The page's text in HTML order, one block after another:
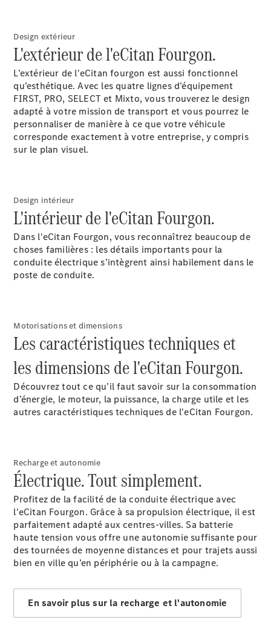
Marco Polo
Configurez
votre
véhicule
Trouvez un
eSprinter
Fourgon
Électrique
eSprinter
Cabine
simple
Électrique
eSprinter
Plateau
Électrique
véhicule
Trouvez un
véhicule
neuf en
stock
eVito
Tous les
Design extérieur
L'extérieur de l'eCitan Fourgon.
L’extérieur de l'eCitan fourgon est aussi fonctionnel
qu’esthétique. Avec les quatre lignes d’équipement
FIRST, PRO, SELECT et Mixto, vous trouverez le design
adapté à votre mission de transport et vous pourrez le
personnaliser de manière à ce que votre véhicule
corresponde exactement à votre entreprise, y compris
sur le plan visuel.
Design intérieur
L'intérieur de l'eCitan Fourgon.
Dans l'eCitan Fourgon, vous reconnaîtrez beaucoup de
choses familières : les détails importants pour la
conduite électrique s’intègrent ainsi habilement dans le
poste de conduite.
Motorisations et dimensions
Les caractéristiques techniques et
les dimensions de l'eCitan Fourgon.
Découvrez tout ce qu’il faut savoir sur la consommation
d’énergie, le moteur, la puissance, la charge utile et les
autres caractéristiques techniques de l'eCitan Fourgon.
Recharge et autonomie
Électrique. Tout simplement.
Profitez de la facilité de la conduite électrique avec
l'eCitan Fourgon. Grâce à sa propulsion électrique, il est
parfaitement adapté aux centres-villes. Sa batterie
haute tension vous offre une autonomie suffisante pour
des tournées de moyenne distances et pour trajets aussi
bien en ville qu’en périphérie ou à la campagne.
En savoir plus sur la recharge et l'autonomie